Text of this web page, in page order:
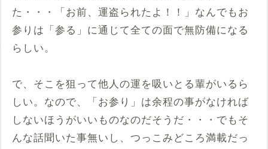
た・・・「お前、運盗られたよ！！」なんでもお
参りは「参る」に通じて全ての面で無防備になる
らしい。
で、そこを狙って他人の運を吸いとる輩がいるら
しい。なので、「お参り」は余程の事がなければ
しないほうがいいものなのだそうだ・・・でもそ
んな話聞いた事無いし、つっこみどころ満載だっ